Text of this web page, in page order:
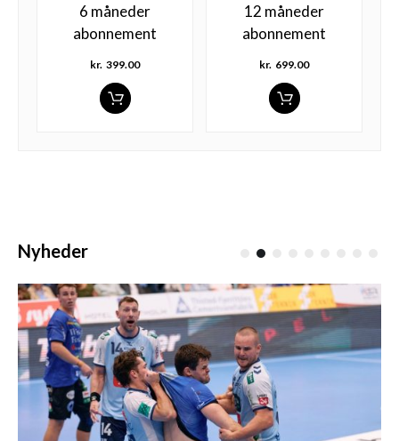
6 måneder
abonnement
kr. 399.00
12 måneder
abonnement
kr. 699.00
Nyheder